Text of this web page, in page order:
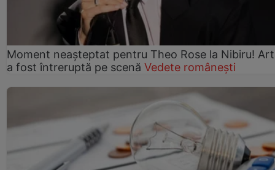
Moment neașteptat pentru Theo Rose la Nibiru!
a fost întreruptă pe scenă Vedete românești